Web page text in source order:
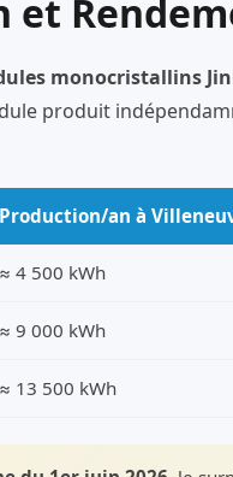
et
monocristallins
produit
Production/an à
≈ 4 500 kWh
≈ 9 000 kWh
≈ 13 500 kWh